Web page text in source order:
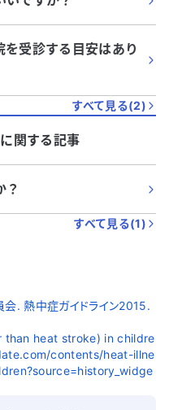
受診する目安はあり
すべて見る(2)
関する記事
？
すべて見る(1)
. 熱中症ガイドライン2015.
than heat stroke) in childre
contents/heat-illne